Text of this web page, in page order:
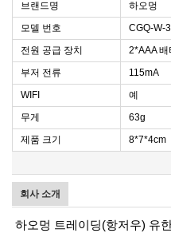
브랜드명
하오멍
모델 번호
CGQ-W-
전원 공급 장치
2*AAA
부저 전류
115mA
WIFI
예
무게
63g
제품 크기
8*7*4cm
회사 소개
하오멍 트레이딩(항저우) 유